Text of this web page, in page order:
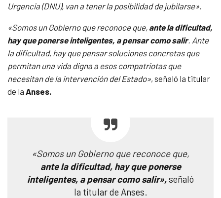
Urgencia (DNU), van a tener la posibilidad de jubilarse».
«Somos un Gobierno que reconoce que, ante la dificultad,
hay que ponerse inteligentes, a pensar como salir. Ante
la dificultad, hay que pensar soluciones concretas que
permitan una vida digna a esos compatriotas que
necesitan de la intervención del Estado», señaló la titular
de la Anses.
«Somos un Gobierno que reconoce que,
ante la dificultad, hay que ponerse
inteligentes, a pensar como salir»,señaló
la titular de Anses.